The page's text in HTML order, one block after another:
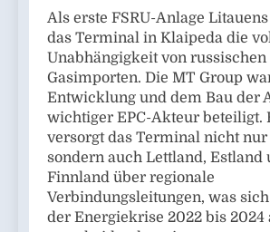
Als erste FSRU-Anlage
das Terminal in Klaipeda die
Unabhängigkeit von russischen
Gasimporten. Die MT Group
Entwicklung und dem Bau der
wichtiger EPC-Akteur beteiligt.
versorgt das Terminal nicht nur
sondern auch Lettland, Estland
Finnland über regionale
Verbindungsleitungen, was
der Energiekrise 2022 bis 2024